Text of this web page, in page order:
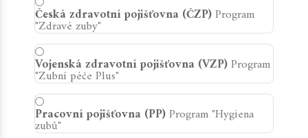
Česká zdravotní pojišťovna (ČZP)Program
"Zdravé zuby"
Vojenská zdravotní pojišťovna (VZP)Program
"Zubní péče Plus"
Pracovní pojišťovna (PP)Program "Hygiena
zubů"